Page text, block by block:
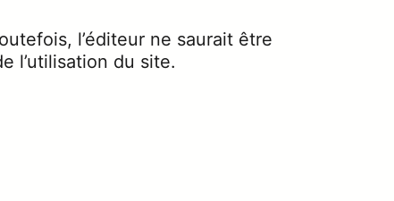
l’éditeur ne saurait être
l’utilisation du site.